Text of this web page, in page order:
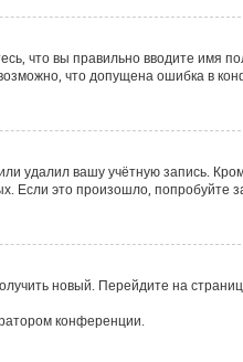
что вы правильно вводите имя
что допущена ошибка в
удалил вашу учётную запись.
это произошло, попробуйте
новый. Перейдите на
конференции.